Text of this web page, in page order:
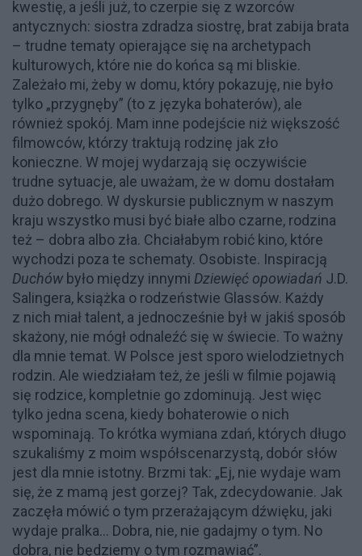
kwestię, a jeśli już, to czerpie się z wzorców
antycznych: siostra zdradza siostrę, brat zabija brata
– trudne tematy opierające się na archetypach
kulturowych, które nie do końca są mi bliskie.
Zależało mi, żeby w domu, który pokazuję, nie było
tylko „przygnęby” (to z języka bohaterów), ale
również spokój. Mam inne podejście niż większość
filmowców, którzy traktują rodzinę jak zło
konieczne. W mojej wydarzają się oczywiście
trudne sytuacje, ale uważam, że w domu dostałam
dużo dobrego. W dyskursie publicznym w naszym
kraju wszystko musi być białe albo czarne, rodzina
też – dobra albo zła. Chciałabym robić kino, które
wychodzi poza te schematy. Osobiste. Inspiracją
Duchów było między innymi Dziewięć opowiadań J.D.
Salingera, książka o rodzeństwie Glassów. Każdy
z nich miał talent, a jednocześnie był w jakiś sposób
skażony, nie mógł odnaleźć się w świecie. To ważny
dla mnie temat. W Polsce jest sporo wielodzietnych
rodzin. Ale wiedziałam też, że jeśli w filmie pojawią
się rodzice, kompletnie go zdominują. Jest więc
tylko jedna scena, kiedy bohaterowie o nich
wspominają. To krótka wymiana zdań, których długo
szukaliśmy z moim współscenarzystą, dobór słów
jest dla mnie istotny. Brzmi tak: „Ej, nie wydaje wam
się, że z mamą jest gorzej? Tak, zdecydowanie. Jak
zaczęła mówić o tym przerażającym dźwięku, jaki
wydaje pralka… Dobra, nie, nie gadajmy o tym. No
dobra, nie będziemy o tym rozmawiać”.